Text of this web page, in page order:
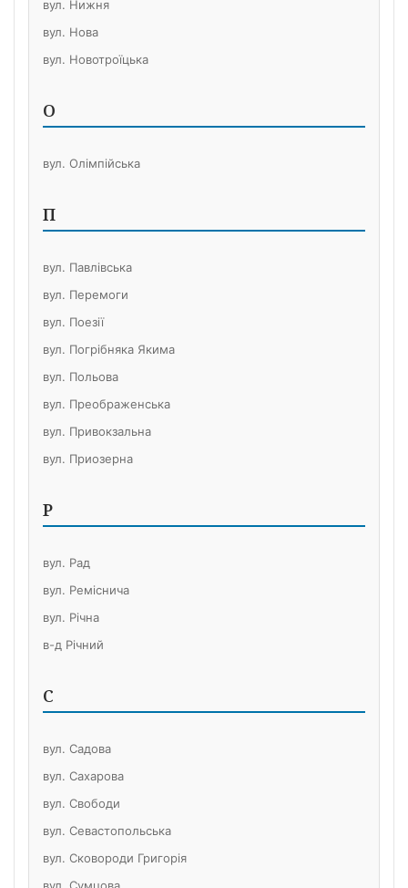
вул. Нижня
вул. Нова
вул. Новотроїцька
О
вул. Олімпійська
П
вул. Павлівська
вул. Перемоги
вул. Поезії
вул. Погрібняка Якима
вул. Польова
вул. Преображенська
вул. Привокзальна
вул. Приозерна
Р
вул. Рад
вул. Реміснича
вул. Річна
в-д Річний
С
вул. Садова
вул. Сахарова
вул. Свободи
вул. Севастопольська
вул. Сковороди Григорія
вул. Сумцова